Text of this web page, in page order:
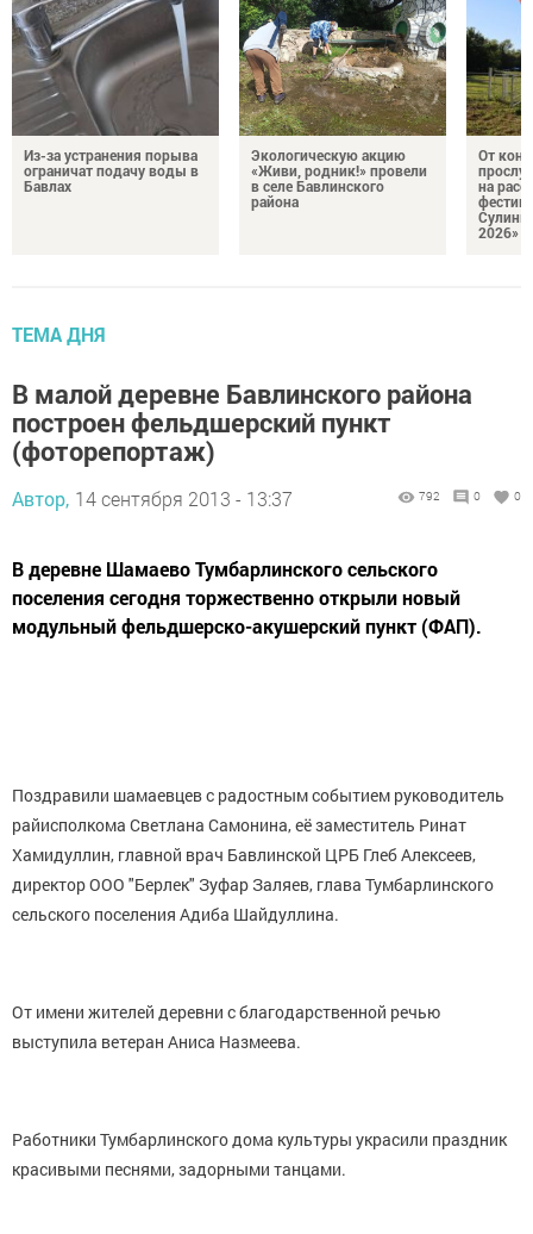
Из-за устранения порыва
ограничат подачу воды в
Бавлах
Экологическую акцию
«Живи, родник!» провели
в селе Бавлинского
района
От
на
2026»
ТЕМА ДНЯ
В малой деревне Бавлинского района
построен фельдшерский пункт
(фоторепортаж)
Автор, 14 сентября 2013 - 13:37 792 0 0
В деревне Шамаево Тумбарлинского сельского
поселения сегодня торжественно открыли новый
модульный фельдшерско-акушерский пункт (ФАП).
Поздравили шамаевцев с радостным событием руководитель
райисполкома Светлана Самонина, её заместитель Ринат
Хамидуллин, главной врач Бавлинской ЦРБ Глеб Алексеев,
директор ООО "Берлек" Зуфар Заляев, глава Тумбарлинского
сельского поселения Адиба Шайдуллина.
От имени жителей деревни с благодарственной речью
выступила ветеран Аниса Назмеева.
Работники Тумбарлинского дома культуры украсили праздник
красивыми песнями, задорными танцами.